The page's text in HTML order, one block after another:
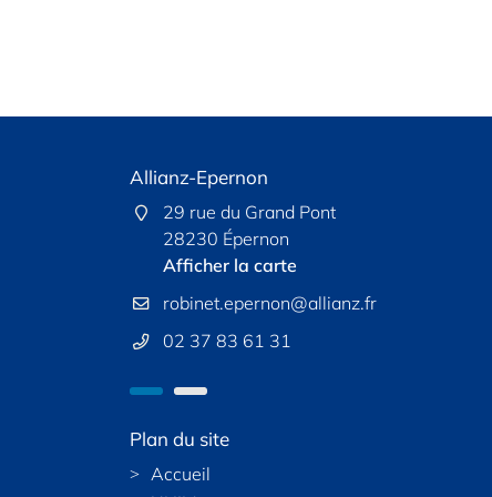
Allianz-Epernon
29 rue du Grand Pont
28230 Épernon
Afficher la carte
02 37 83 61 31
Samedi :
Plan du site
Accueil